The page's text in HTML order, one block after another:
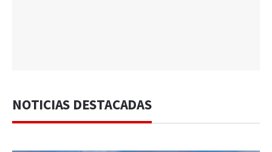
NOTICIAS DESTACADAS